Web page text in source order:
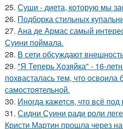
25. Суши - диета, которую мы
26. Подборка стильных
27. Ана де Армас самый
Суини поймала.
28. В сети обсуждают
29. "Я Теперь Хозяйка" - 16-
похвасталась тем, что освоила
самостоятельной.
30. Иногда кажется, что всё
31. Сидни Суини ради роли
Кристи Мартин прошла через